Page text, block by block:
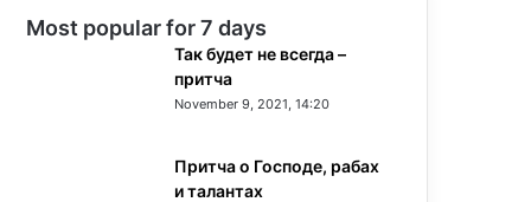
Most popular for 7 days
Так будет не всегда –
притча
November 9, 2021, 14:20
Притча о Господе, рабах
и талантах